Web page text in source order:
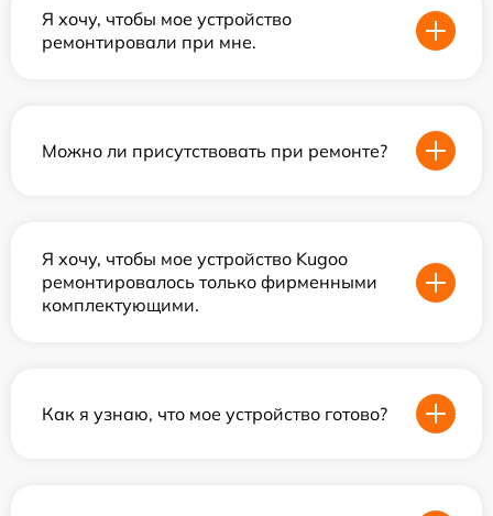
Я хочу, чтобы мое устройство
ремонтировали при мне.
Можно ли присутствовать при ремонте?
Я хочу, чтобы мое устройство Kugoo
ремонтировалось только фирменными
комплектующими.
Как я узнаю, что мое устройство готово?